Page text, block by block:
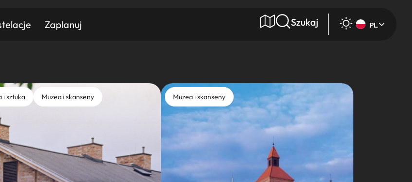
Zaplanuj Szukaj PL
i sztuka Muzea i skanseny Muzea i skanseny